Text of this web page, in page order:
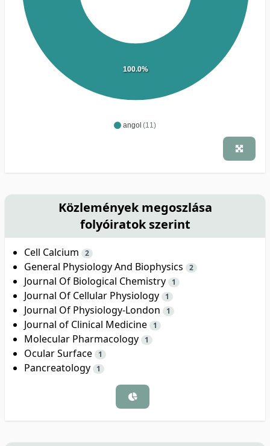
angol (11)
100.0%
Közlemények megoszlása
folyóiratok szerint
Cell Calcium 2
General Physiology And Biophysics 2
Journal Of Biological Chemistry 1
Journal Of Cellular Physiology 1
Journal Of Physiology-London 1
Journal of Clinical Medicine 1
Molecular Pharmacology 1
Ocular Surface 1
Pancreatology 1